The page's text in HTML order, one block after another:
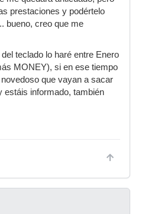
prestaciones y podértelo
bueno, creo que me
teclado lo haré entre Enero
MONEY), si en ese tiempo
que vayan a sacar
estáis informado, también